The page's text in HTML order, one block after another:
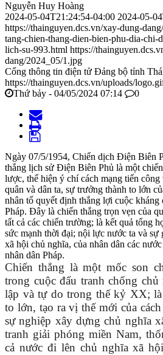
Nguyễn Huy Hoàng
2024-05-04T21:24:54-04:00 2024-05-
https://thainguyen.dcs.vn/xay-dung-
tang-chien-thang-dien-bien-phu-dia-chi-
lich-su-993.html https://
dang/2024_05/1.jpg
Cổng thông tin điện tử Đảng bộ tỉnh
https://thainguyen.dcs.vn/uploads/
Thứ bảy - 04/05/2024 07:14
0
Ngày 07/5/1954, Chiến dịch Điện Biên
thắng lịch sử Điện Biên Phủ là một
lược, thể hiện ý chí cách mạng tiến
quân và dân ta, sự trưởng thành to lớn
nhân tố quyết định thắng lợi cuộc kháng
Pháp. Đây là chiến thắng trọn vẹn của
tất cả các chiến trường; là kết quả tổng
sức mạnh thời đại; nội lực nước ta và sự
xã hội chủ nghĩa, của nhân dân các
nhân dân Pháp.
Chiến thắng là một mốc son
trong cuộc đấu tranh chống
lập và tự do trong thế kỷ XX; là
to lớn, tạo ra vị thế mới của
sự nghiệp xây dựng chủ nghĩa
tranh giải phóng miền Nam,
cả nước đi lên chủ nghĩa xã